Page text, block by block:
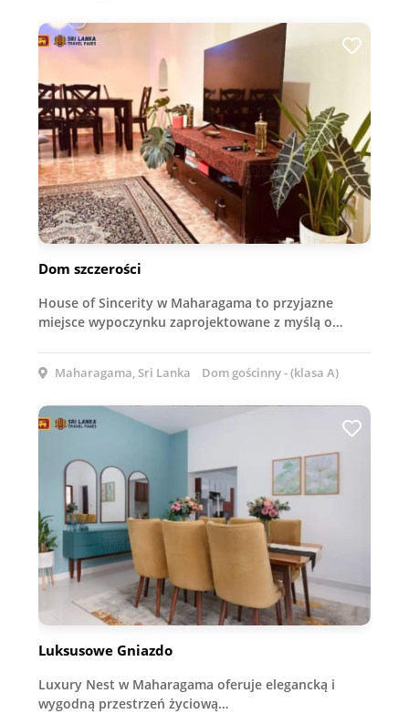
Dom szczerości
House of Sincerity w Maharagama to przyjazne
miejsce wypoczynku zaprojektowane z myślą o…
Maharagama, Sri Lanka Dom gościnny - (klasa A)
Luksusowe Gniazdo
Luxury Nest w Maharagama oferuje elegancką i
wygodną przestrzeń życiową…